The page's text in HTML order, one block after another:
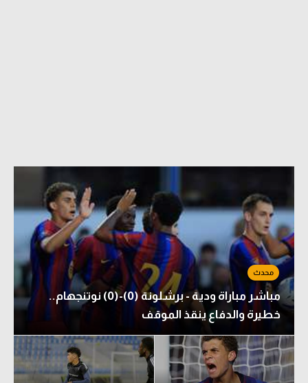
مباشر مباراة ودية - برشلونة (0)-(0) نوتنجهام..
خطيرة والدفاع ينقذ الموقف